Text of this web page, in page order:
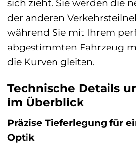
sich zieht. Sie werden die
der anderen
während Sie mit Ihrem
abgestimmten Fahrzeug
die Kurven gleiten.
Technische Details
im Überblick
Präzise Tieferlegung für
Optik